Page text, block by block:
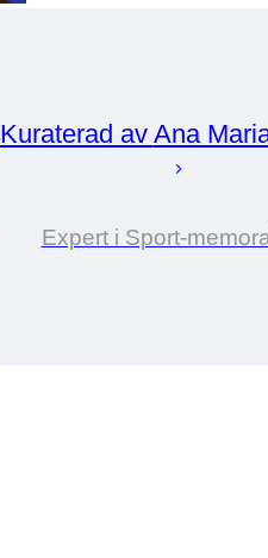
Kuraterad av Ana
Expert i Sport-